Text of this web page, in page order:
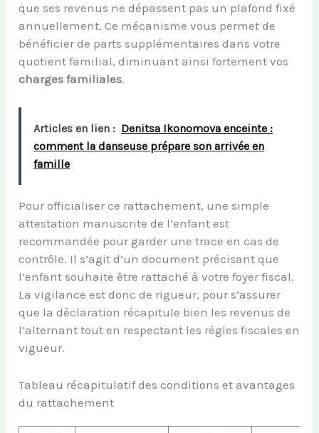
que ses revenus ne dépassent pas un plafond fixé
annuellement. Ce mécanisme vous permet de
bénéficier de parts supplémentaires dans votre
quotient familial, diminuant ainsi fortement vos
charges familiales.
Articles en lien : Denitsa Ikonomova enceinte :
comment la danseuse prépare son arrivée en
famille
Pour officialiser ce rattachement, une simple
attestation manuscrite de l’enfant est
recommandée pour garder une trace en cas de
contrôle. Il s’agit d’un document précisant que
l’enfant souhaite être rattaché à votre foyer fiscal.
La vigilance est donc de rigueur, pour s’assurer
que la déclaration récapitule bien les revenus de
l’alternant tout en respectant les règles fiscales en
vigueur.
Tableau récapitulatif des conditions et avantages
du rattachement